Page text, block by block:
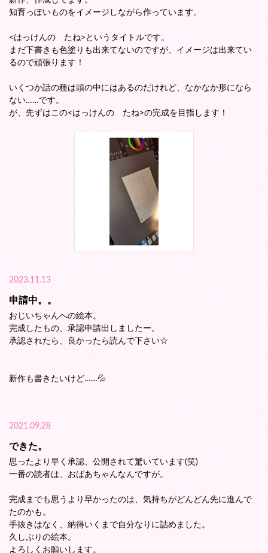
知育っぽいものをイメージしながら作っています。
<はっけんの たね>というタイトルです。
まだ下書きも色塗りも出来てないのですが、イメージは出来てい
るので頑張ります！
いくつか話の種は頭の中にはあるのだけれど、なかなか形になら
ない……です。
が、先ずはこの<はっけんの たね>の完成を目指します！
2023.11.13
申請中。。
おじいちゃんへの絵本。
完成したもの、承認申請出しましたー。
承認されたら、良かったら読んで下さい☆
新作も書きたいけど……💦
2021.09.28
できた。
思ったより早く承認、公開されて驚いています(笑)
一番の読者は、おばあちゃんなんですが。
完成までも思うより早かったのは、気持ちがどんどん先に進んで
たのかも。
手抜きはなく、納得いくまで自分なりに詰めました。
久しぶりの絵本。
よろしくお願いします。